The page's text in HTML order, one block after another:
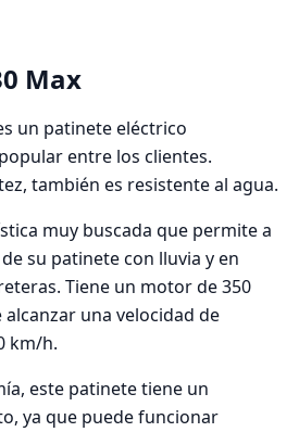
Max
un patinete eléctrico
entre los clientes.
también es resistente al agua.
muy buscada que permite a
su patinete con lluvia y en
Tiene un motor de 350
una velocidad de
km/h.
este patinete tiene un
ya que puede funcionar